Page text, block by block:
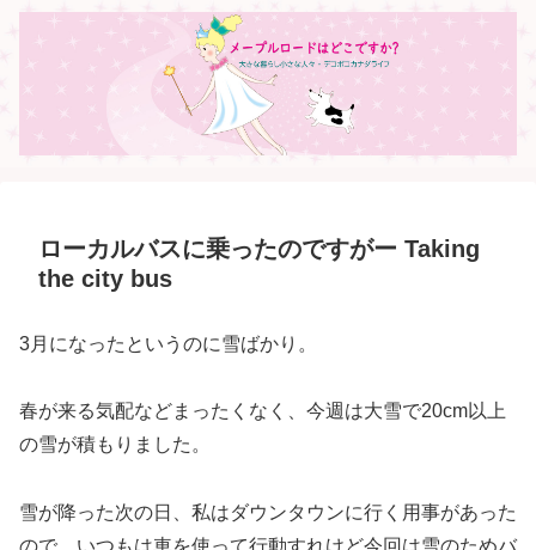
ローカルバスに乗ったのですがー Taking
the city bus
3月になったというのに雪ばかり。
春が来る気配などまったくなく、今週は大雪で20cm以上
の雪が積もりました。
雪が降った次の日、私はダウンタウンに行く用事があった